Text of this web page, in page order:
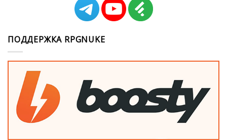
ПОДДЕРЖКА RPGNUKE